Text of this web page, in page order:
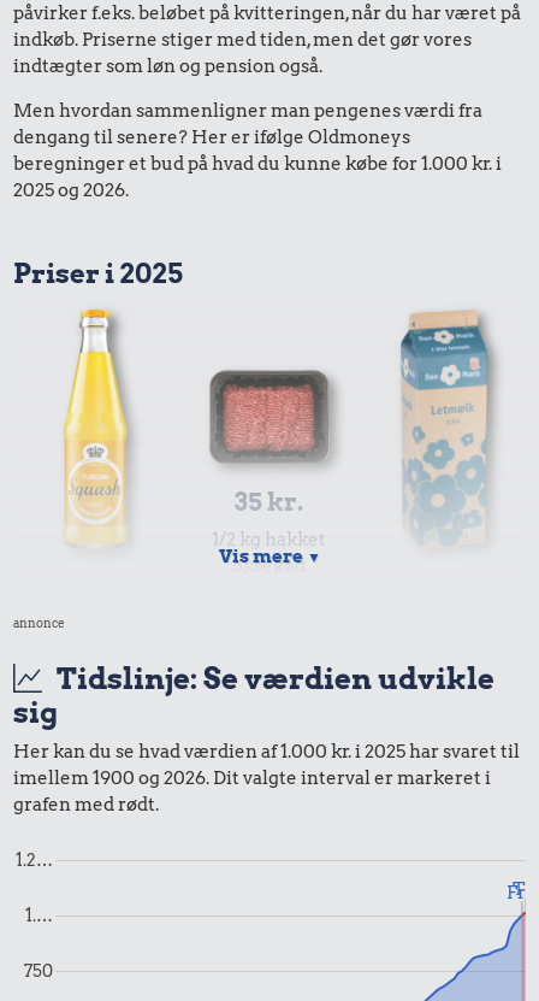
påvirker f.eks. beløbet på kvitteringen, når du har været på
indkøb. Priserne stiger med tiden, men det gør vores
indtægter som løn og pension også.
Men hvordan sammenligner man pengenes værdi fra
dengang til senere? Her er ifølge Oldmoneys
beregninger et bud på hvad du kunne købe for 1.000 kr. i
2025 og 2026.
Priser i 2025
Sodavand
35 kr.
1/2 kg hakket
oksekød
625 kr.
København-
Røget sild
Syltetøj
Vis mere ▼
annonce
Tidslinje: Se værdien udvikle
sig
Her kan du se hvad værdien af 1.000 kr. i 2025 har svaret til
imellem 1900 og 2026. Dit valgte interval er markeret i
grafen med rødt.
750
1.…
1.2…
Fra
Til